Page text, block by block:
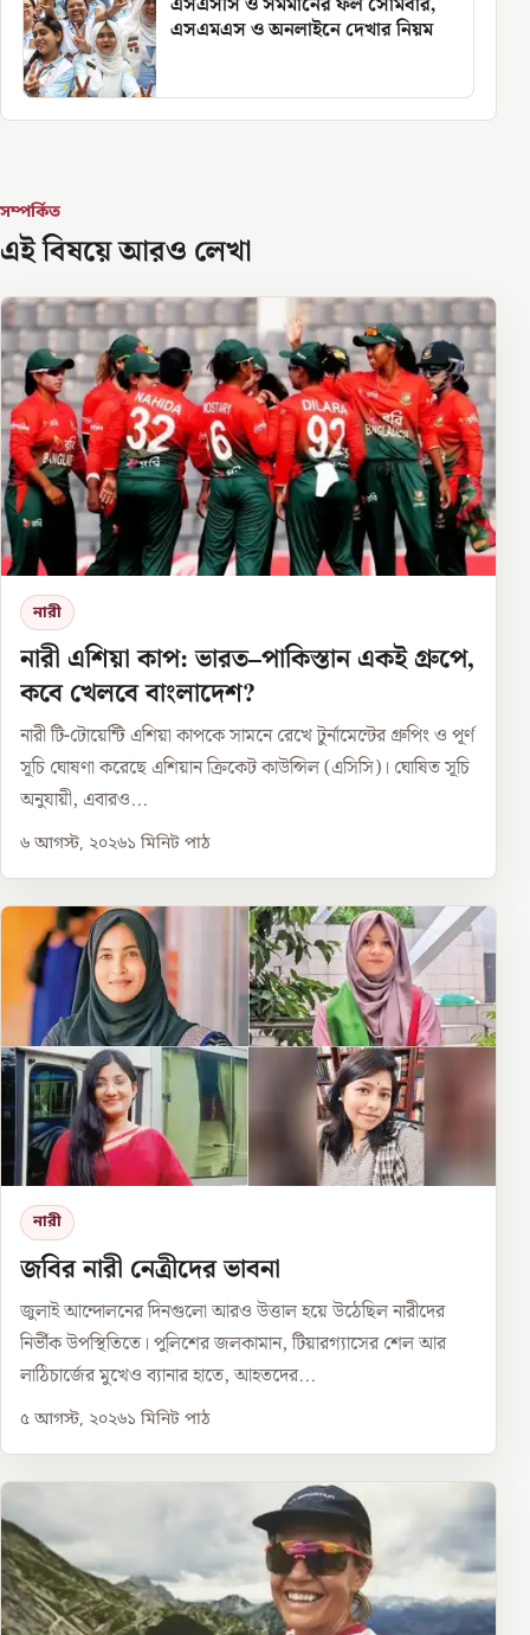
এসএমএস ও অনলাইনে দেখার নিয়ম
সম্পর্কিত
এই বিষয়ে আরও লেখা
নারী
নারী এশিয়া কাপ: ভারত–পাকিস্তান একই গ্রুপে,
কবে খেলবে বাংলাদেশ?
নারী টি-টোয়েন্টি এশিয়া কাপকে সামনে রেখে টুর্নামেন্টের গ্রুপিং ও পূর্ণ
সূচি ঘোষণা করেছে এশিয়ান ক্রিকেট কাউন্সিল (এসিসি)। ঘোষিত সূচি
অনুযায়ী, এবারও...
৬ আগস্ট, ২০২৬১ মিনিট পাঠ
নারী
জবির নারী নেত্রীদের ভাবনা
জুলাই আন্দোলনের দিনগুলো আরও উত্তাল হয়ে উঠেছিল নারীদের
নির্ভীক উপস্থিতিতে। পুলিশের জলকামান, টিয়ারগ্যাসের শেল আর
লাঠিচার্জের মুখেও ব্যানার হাতে, আহতদের...
৫ আগস্ট, ২০২৬১ মিনিট পাঠ